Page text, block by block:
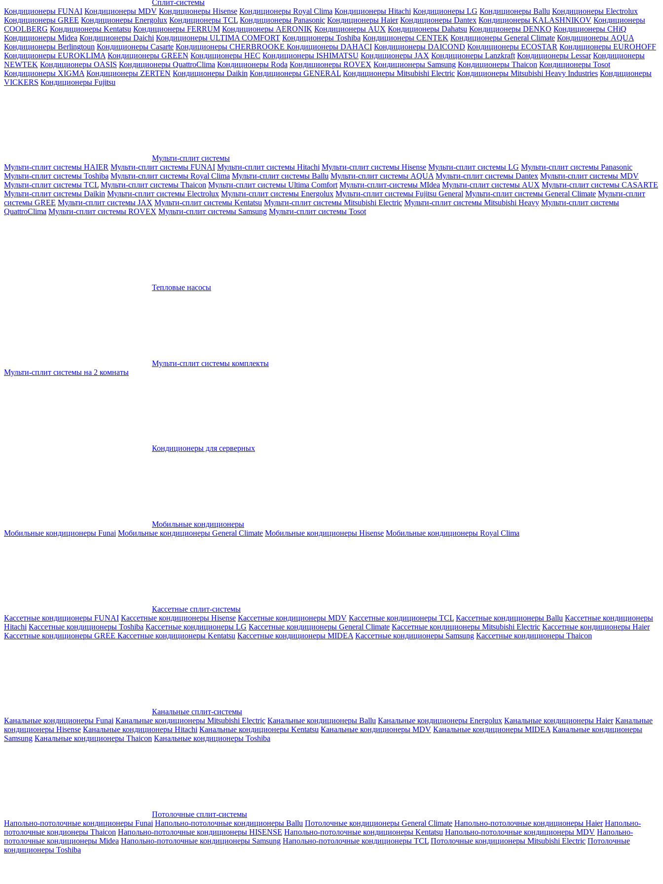
Сплит-системы
Кондиционеры FUNAI Кондиционеры MDV Кондиционеры Hisense Кондиционеры Royal Clima Кондиционеры Hitachi Кондиционеры LG Кондиционеры Ballu Кондиционеры Electrolux
Кондиционеры GREE Кондиционеры Energolux Кондиционеры TCL Кондиционеры Panasonic Кондиционеры Haier Кондиционеры Dantex Кондиционеры KALASHNIKOV Кондиционеры
СOOLBERG Кондиционеры Kentatsu Кондиционеры FERRUM Кондиционеры AERONIK Кондиционеры AUX Кондиционеры Dahatsu Кондиционеры DENKO Кондиционеры CHiQ
Кондиционеры Midea Кондиционеры Daichi Кондиционеры ULTIMA COMFORT Кондиционеры Toshiba Кондиционеры CENTEK Кондиционеры General Climate Кондиционеры AQUA
Кондиционеры Berlingtoun Кондиционеры Casarte Кондиционеры CHERBROOKE Кондиционеры DAHACI Кондиционеры DAICOND Кондиционеры ECOSTAR Кондиционеры EUROHOFF
Кондиционеры EUROKLIMA Кондиционеры GREEN Кондиционеры HEC Кондиционеры ISHIMATSU Кондиционеры JAX Кондиционеры Lanzkraft Кондиционеры Lessar Кондиционеры
NEWTEK Кондиционеры OASIS Кондиционеры QuattroClima Кондиционеры Roda Кондиционеры ROVEX Кондиционеры Samsung Кондиционеры Thaicon Кондиционеры Tosot
Кондиционеры XIGMA Кондиционеры ZERTEN Кондиционеры Daikin Кондиционеры GENERAL Кондиционеры Mitsubishi Electric Кондиционеры Mitsubishi Heavy Industries Кондиционеры
VICKERS Кондиционеры Fujitsu
Мульти-сплит системы
Мульти-сплит системы HAIER Мульти-сплит системы FUNAI Мульти-сплит системы Hitachi Мульти-сплит системы Hisense Мульти-сплит системы LG Мульти-сплит системы Panasonic
Мульти-сплит системы Toshiba Мульти-сплит системы Royal Clima Мульти-сплит системы Ballu Мульти-сплит системы AQUA Мульти-сплит системы Dantex Мульти-сплит системы MDV
Мульти-сплит системы TCL Мульти-сплит системы Thaicon Мульти-сплит системы Ultima Comfort Мульти-сплит-системы MIdea Мульти-сплит системы AUX Мульти-сплит системы CASARTE
Мульти-сплит системы Daikin Мульти-сплит системы Electrolux Мульти-сплит системы Energolux Мульти-сплит системы Fujitsu General Мульти-сплит системы General Climate Мульти-сплит
системы GREE Мульти-сплит системы JAX Мульти-сплит системы Kentatsu Мульти-сплит системы Mitsubishi Electric Мульти-сплит системы Mitsubishi Heavy Мульти-сплит системы
QuattroClima Мульти-сплит системы ROVEX Мульти-сплит системы Samsung Мульти-сплит системы Tosot
Тепловые насосы
Мульти-сплит системы комплекты
Мульти-сплит системы на 2 комнаты
Кондиционеры для серверных
Мобильные кондиционеры
Мобильные кондиционеры Funai Мобильные кондиционеры General Climate Мобильные кондиционеры Hisense Мобильные кондиционеры Royal Clima
Кассетные сплит-системы
Кассетные кондиционеры FUNAI Кассетные кондиционеры Hisense Кассетные кондиционеры MDV Кассетные кондиционеры TCL Кассетные кондиционеры Ballu Кассетные кондиционеры
Hitachi Кассетные кондиционеры Toshiba Кассетные кондиционеры LG Кассетные кондиционеры General Climate Кассетные кондиционеры Mitsubishi Electric Кассетные кондиционеры Haier
Кассетные кондиционеры GREE Кассетные кондиционеры Kentatsu Кассетные кондиционеры MIDEA Кассетные кондиционеры Samsung Кассетные кондиционеры Thaicon
Канальные сплит-системы
Канальные кондиционеры Funai Канальные кондиционеры Mitsubishi Electric Канальные кондиционеры Ballu Канальные кондиционеры Energolux Канальные кондиционеры Haier Канальные
кондиционеры Hisense Канальные кондиционеры Hitachi Канальные кондиционеры Kentatsu Канальные кондиционеры MDV Канальные кондиционеры MIDEA Канальные кондиционеры
Samsung Канальные кондиционеры Thaicon Канальные кондиционеры Toshiba
Потолочные сплит-системы
Напольно-потолочные кондиционеры Funai Напольно-потолочные кондиционеры Ballu Потолочные кондиционеры General Climate Напольно-потолочные кондиционеры Haier Напольно-
потолочные кондионеры Thaicon Напольно-потолочные кондиционеры HISENSE Напольно-потолочные кондиционеры Kentatsu Напольно-потолочные кондиционеры MDV Напольно-
потолочные кондиционеры Midea Напольно-потолочные кондиционеры Samsung Напольно-потолочные кондиционеры TCL Потолочные кондиционеры Mitsubishi Electric Потолочные
кондиционеры Toshiba